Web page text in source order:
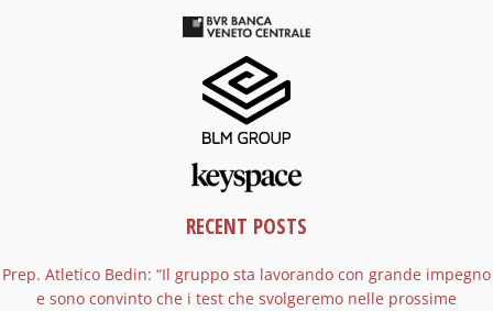
RECENT POSTS
Prep. Atletico Bedin: “Il gruppo sta lavorando con grande impegno
e sono convinto che i test che svolgeremo nelle prossime